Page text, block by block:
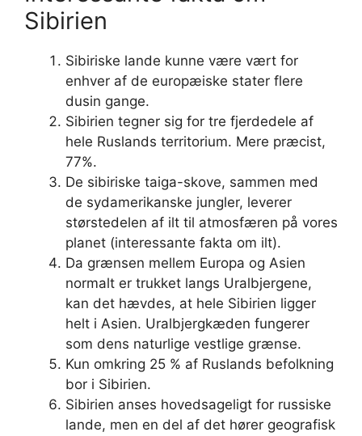
Sibirien
Sibiriske lande kunne være vært for
enhver af de europæiske stater flere
dusin gange.
Sibirien tegner sig for tre fjerdedele af
hele Ruslands territorium. Mere præcist,
77%.
De sibiriske taiga-skove, sammen med
de sydamerikanske jungler, leverer
størstedelen af ​​ilt til atmosfæren på vores
planet (interessante fakta om ilt).
Da grænsen mellem Europa og Asien
normalt er trukket langs Uralbjergene,
kan det hævdes, at hele Sibirien ligger
helt i Asien. Uralbjergkæden fungerer
som dens naturlige vestlige grænse.
Kun omkring 25 % af Ruslands befolkning
bor i Sibirien.
Sibirien anses hovedsageligt for russiske
lande, men en del af det hører geografisk